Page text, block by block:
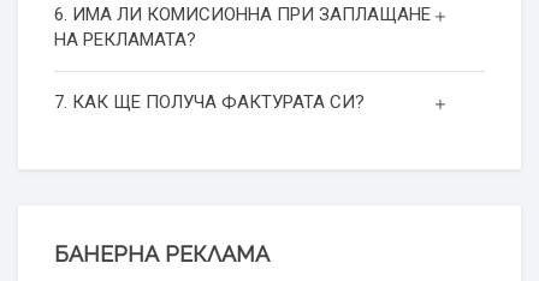
6. ИМА ЛИ КОМИСИОННА ПРИ ЗАПЛАЩАНЕ
НА РЕКЛАМАТА?
7. КАК ЩЕ ПОЛУЧА ФАКТУРАТА СИ?
БАНЕРНА РЕКЛАМА